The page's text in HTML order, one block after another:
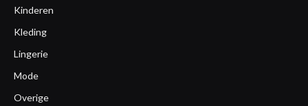
Kinderen
Kleding
Lingerie
Mode
Overige